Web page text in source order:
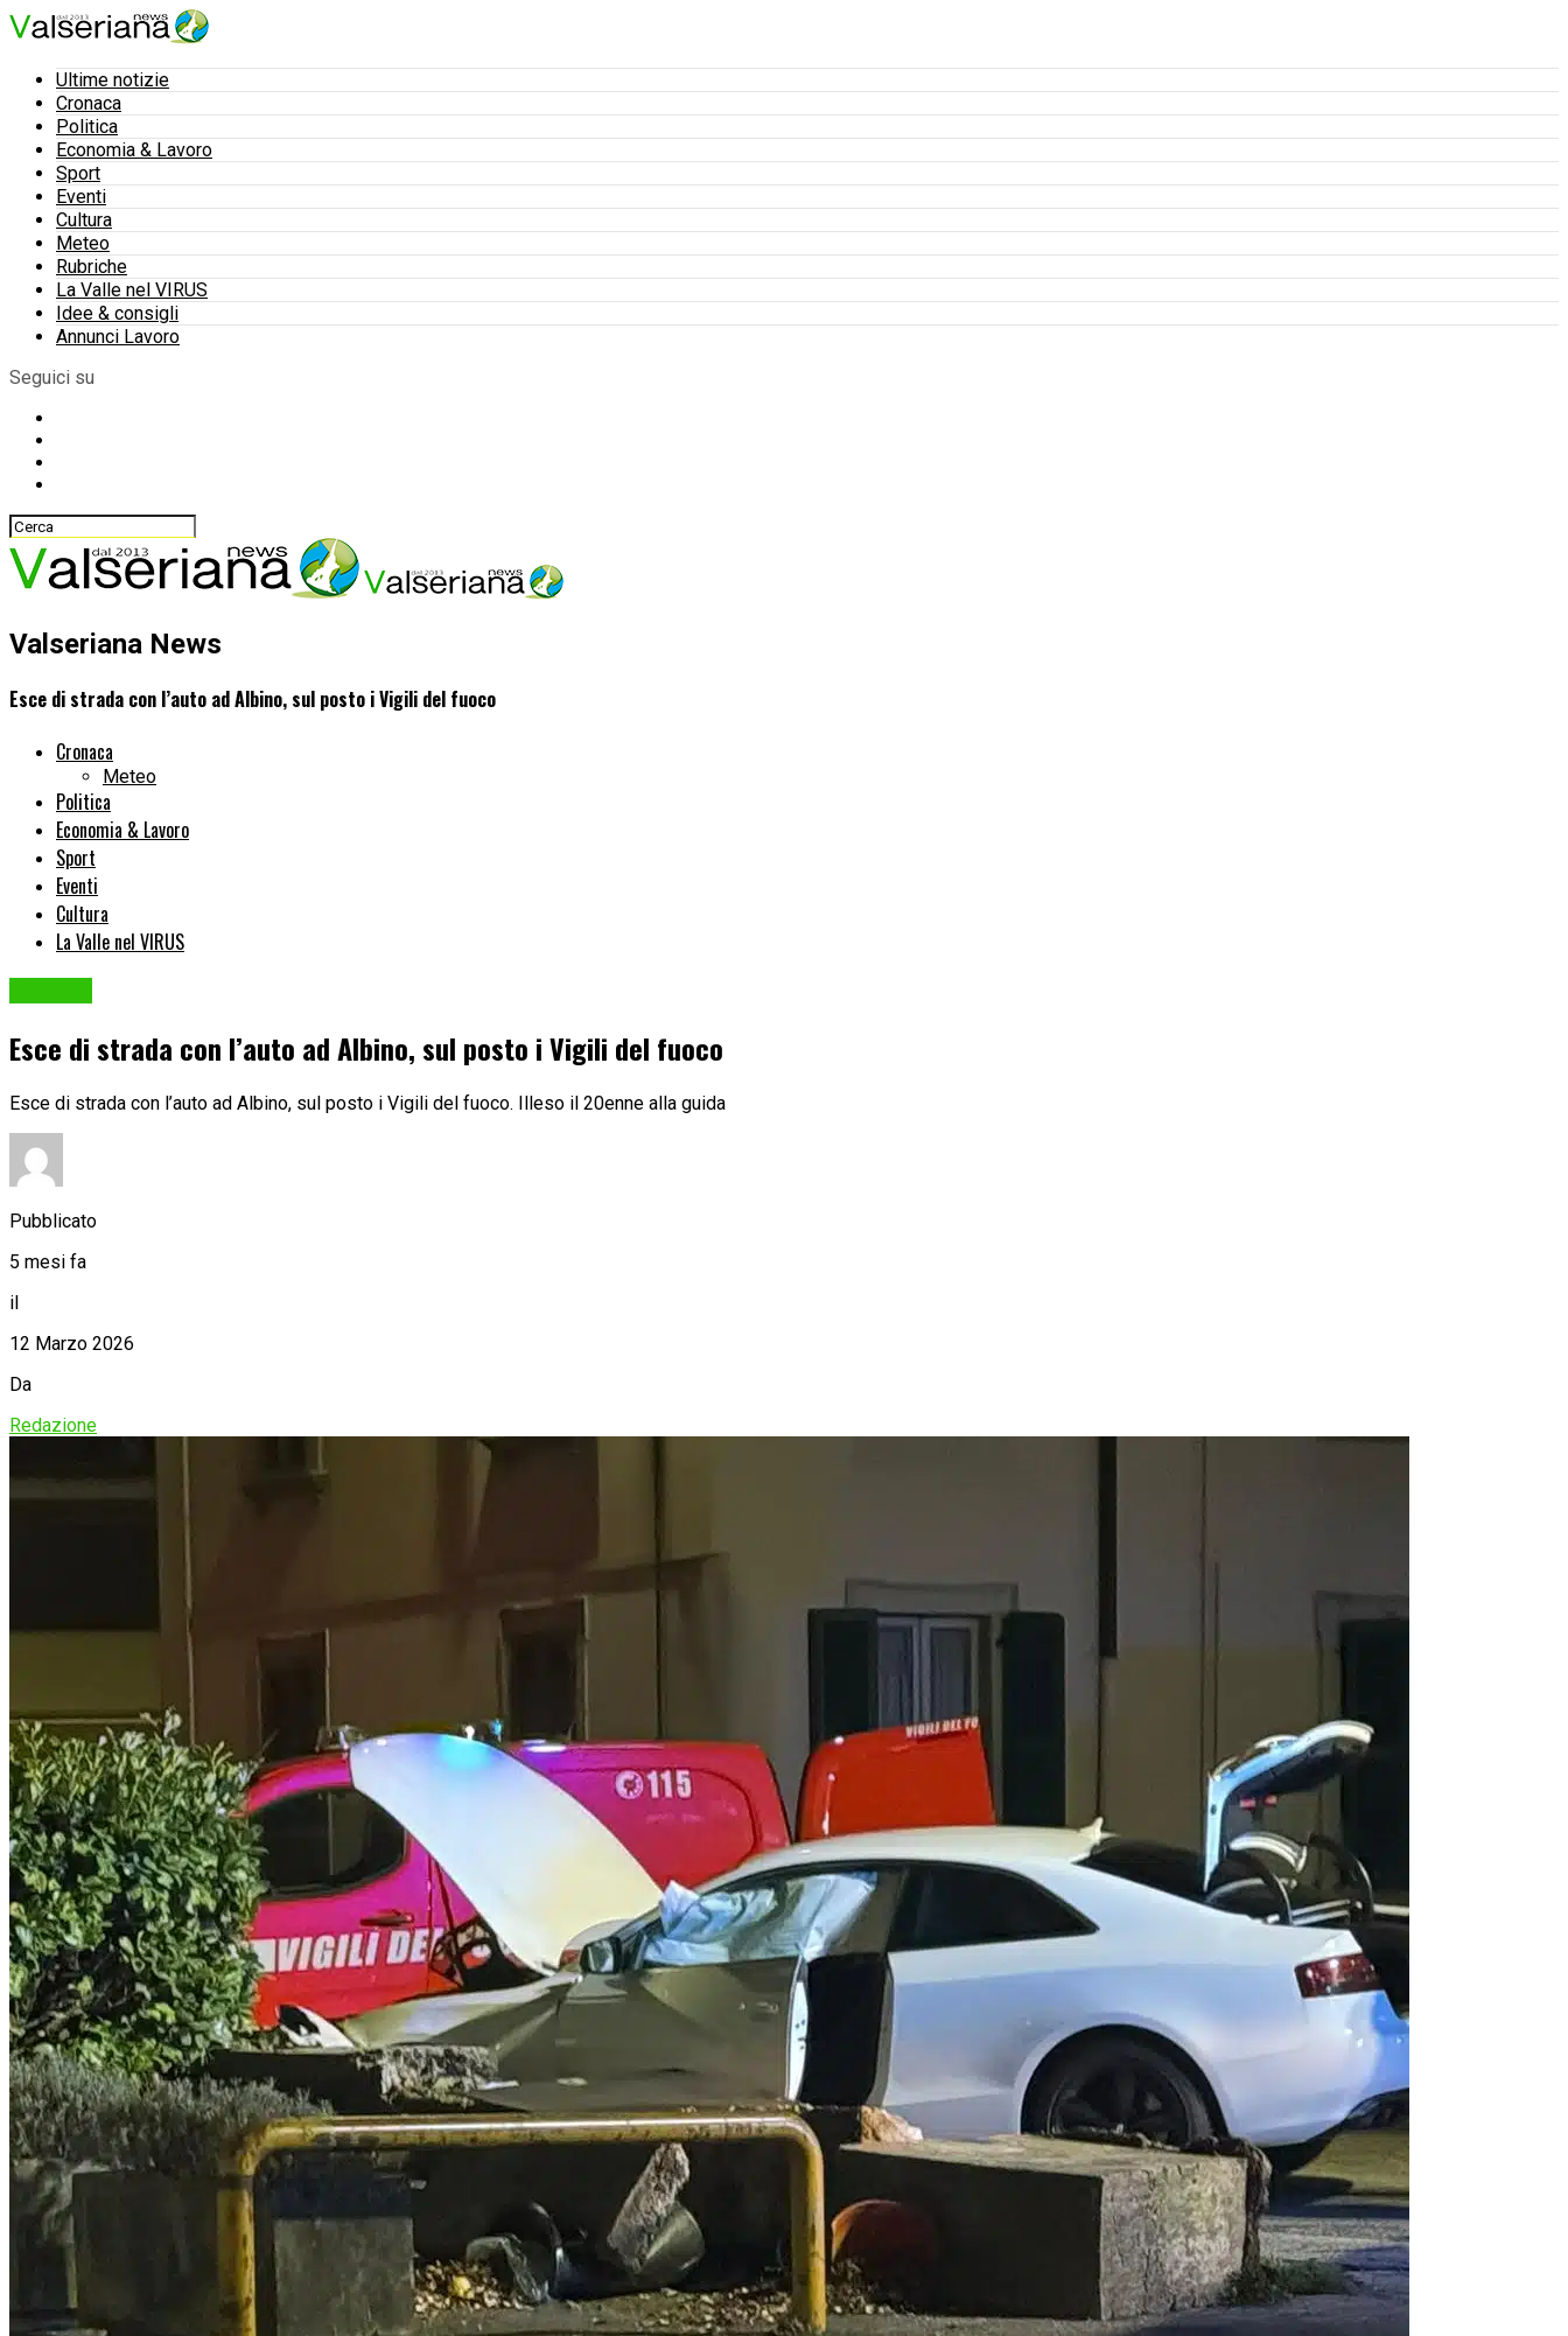
Ultime notizie
Cronaca
Politica
Economia & Lavoro
Sport
Eventi
Cultura
Meteo
Rubriche
La Valle nel VIRUS
Idee & consigli
Annunci Lavoro
Seguici su
Valseriana News
Esce di strada con l’auto ad Albino, sul posto i Vigili del fuoco
Cronaca
Meteo
Politica
Economia & Lavoro
Sport
Eventi
Cultura
La Valle nel VIRUS
Esce di strada con l’auto ad Albino, sul posto i Vigili del fuoco
Esce di strada con l’auto ad Albino, sul posto i Vigili del fuoco. Illeso il 20enne alla guida
Pubblicato
5 mesi fa
il
12 Marzo 2026
Da
Redazione